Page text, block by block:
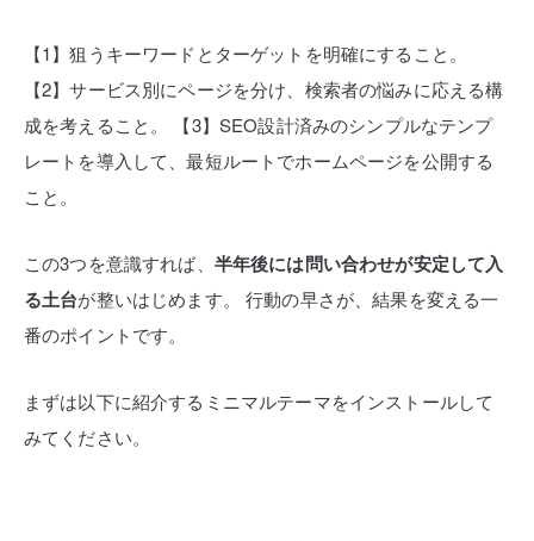
【1】狙うキーワードとターゲットを明確にすること。
【2】サービス別にページを分け、検索者の悩みに応える構
成を考えること。
【3】SEO設計済みのシンプルなテンプ
レートを導入して、最短ルートでホームページを公開する
こと。
この3つを意識すれば、 半年後には問い合わせが安定して入
る土台が整いはじめます。
行動の早さが、結果を変える一
番のポイントです。
まずは以下に紹介するミニマルテーマをインストールして
みてください。